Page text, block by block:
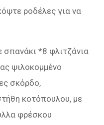
ροδέλες για να
σπανάκι *8 φλιτζάνια
ψιλοκομμένο
σκόρδο,
κοτόπουλου, με
φρέσκου